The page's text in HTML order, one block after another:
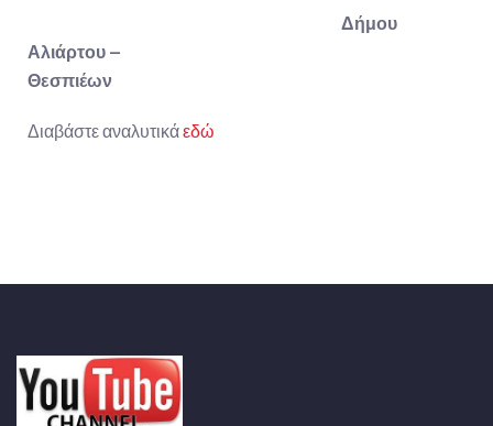
Δήμου
Αλιάρτου –
Θεσπιέων
Διαβάστε αναλυτικάεδώ